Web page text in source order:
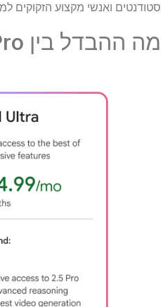
סטודנטים ואנשי מקצוע הזקוקים
מה ההבדל בין Pro ל- Ultra?